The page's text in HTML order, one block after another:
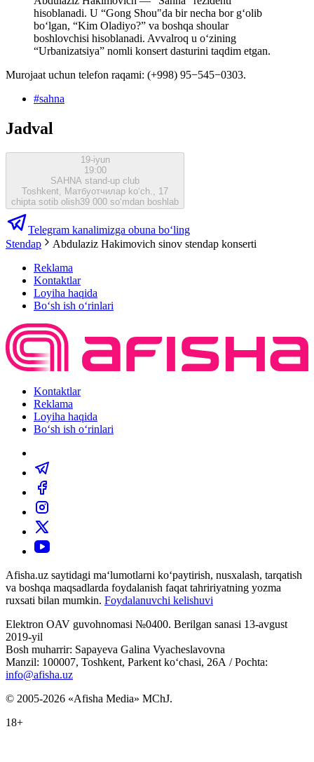
hisoblanadi. U “Gong Shou"da bir necha bor g‘olib
boʻlgan, “Kim Oladiyo?” va boshqa shoular
boshlovchisi hisoblanadi. Avvalroq u oʻzining
“Urbanizatsiya” nomli konsert dasturini taqdim etgan.
Murojaat uchun telefon raqami: (+998) 95−545−0303.
#sahna
Jadval
19-iyun
19:00
SAHNA stand-up club
Toshkent, Матбуотчилар ko‘ch., 17
chipta sotib olish39 000 so‘mdan boshlab
Telegram kanalimizga obuna bo‘ling
Stendap
Abdulaziz Hakimovich sinov stendap konserti
Reklama
Kontaktlar
Loyiha haqida
Bo‘sh ish o‘rinlari
Kontaktlar
Reklama
Loyiha haqida
Bo‘sh ish o‘rinlari
Afisha.uz saytidagi ma‘lumotlarni ko‘paytirish, nusxalash, tarqatish
va boshqa maqsadlarda foydalanish faqat tahririyatning yozma
ruxsati bilan mumkin. Foydalanuvchi kelishuvi
Elektron OAV guvohnomasi №0400. Berilgan sanasi 13-avgust
2019-yil
Bosh muharrir: Sapayeva Galina Vyacheslavovna
Manzil: 100007, Toshkent, Parkent ko‘chasi, 26А / Pochta:
info@afisha.uz
© 2005-2026 «Afisha Media» MChJ.
18+